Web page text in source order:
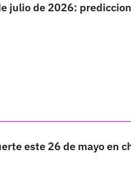
julio de 2026:
este 26 de mayo en